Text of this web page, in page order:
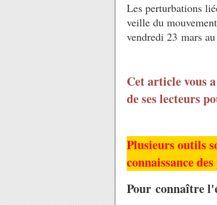
Les perturbations
veille du
vendredi 23 mars
Cet article vous
de ses lecteurs
Plusieurs outils
connaissance
Pour connaître